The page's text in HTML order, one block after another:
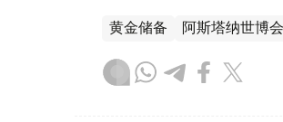
黄金储备 阿斯塔纳世博会